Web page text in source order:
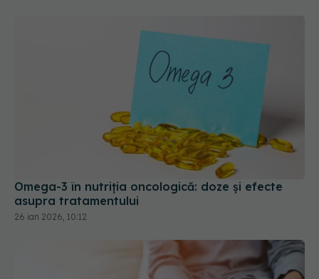
Omega-3 în nutriția oncologică: doze și efecte
asupra tratamentului
26 ian 2026, 10:12